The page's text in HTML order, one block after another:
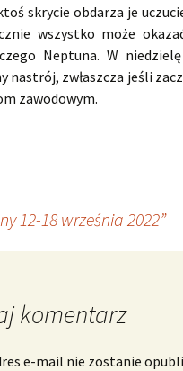
skrycie obdarza je
wszystko może
Neptuna. W
nastrój, zwłaszcza jeśli
zawodowym.
12-18 września 2022”
komentarz
e-mail nie zostanie